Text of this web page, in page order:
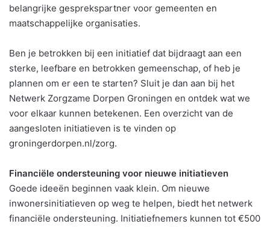
belangrijke gesprekspartner voor gemeenten en
maatschappelijke organisaties.
Ben je betrokken bij een initiatief dat bijdraagt aan een
sterke, leefbare en betrokken gemeenschap, of heb je
plannen om er een te starten? Sluit je dan aan bij het
Netwerk Zorgzame Dorpen Groningen en ontdek wat we
voor elkaar kunnen betekenen. Een overzicht van de
aangesloten initiatieven is te vinden op
groningerdorpen.nl/zorg.
Financiële ondersteuning voor nieuwe initiatieven
Goede ideeën beginnen vaak klein. Om nieuwe
inwonersinitiatieven op weg te helpen, biedt het netwerk
financiële ondersteuning. Initiatiefnemers kunnen tot €500